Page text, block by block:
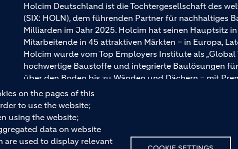
on the pages of this
to use the website;
using the website;
data on website
are used to display relevant
Holcim Deutschland ist die Tochtergesellschaft des
(SIX: HOLN), dem führenden Partner für nachhaltiges
Milliarden im Jahr 2025. Holcim hat seinen Hauptsitz
Mitarbeitende in 45 attraktiven Märkten – in Europa,
Holcim wurde vom Top Employers Institute als
hochwertige Baustoffe und integrierte Baulösungen
über den Boden bis zu Wänden und Dächern – mit
und Ytong.